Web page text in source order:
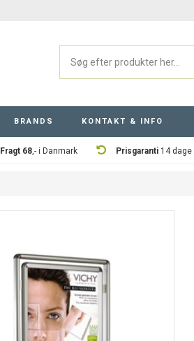
BRANDS KONTAKT & INFO
Fragt 68,- i Danmark Prisgaranti 14